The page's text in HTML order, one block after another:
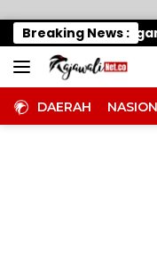
Breaking News :
Tangani Banjir di
DAERAH